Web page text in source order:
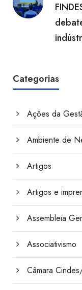
Categorias
Ações da
Ambiente de
Artigos
Artigos e
Assembleia
Associativismo
Câmara